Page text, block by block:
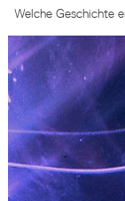
Welche Geschichte